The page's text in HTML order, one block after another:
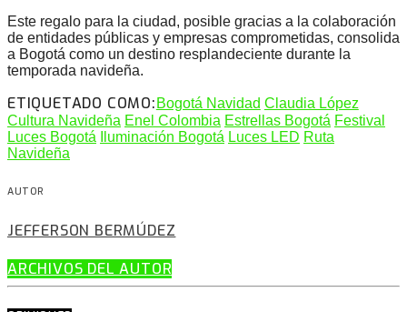
Este regalo para la ciudad, posible gracias a la colaboración
de entidades públicas y empresas comprometidas, consolida
a Bogotá como un destino resplandeciente durante la
temporada navideña.
ETIQUETADO COMO: Bogotá Navidad Claudia López
Cultura Navideña Enel Colombia Estrellas Bogotá Festival
Luces Bogotá
Iluminación Bogotá Luces LED Ruta
Navideña
AUTOR
JEFFERSON BERMÚDEZ
ARCHIVOS DEL AUTOR